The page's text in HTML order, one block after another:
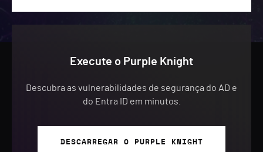
Execute o Purple Knight
Descubra as vulnerabilidades de segurança do AD e
do Entra ID em minutos.
DESCARREGAR O PURPLE KNIGHT